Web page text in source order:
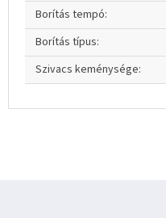
Borítás tempó:
Borítás típus:
Szivacs keménysége: